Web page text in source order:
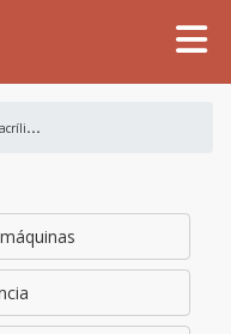
E
tiqueta acrílica com corte a laser em sp